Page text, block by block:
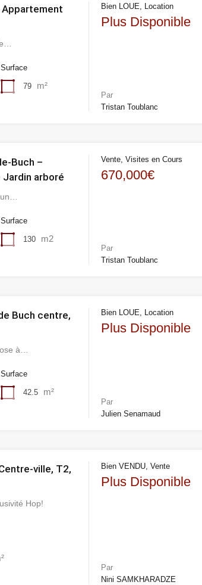
Appartement
Surface
79 m²
Bien LOUE, Location
Plus Disponible
Par
Tristan Toublanc
Buch –
Jardin arboré
Surface
130 m2
Vente, Visites en Cours
670,000€
Par
Tristan Toublanc
Buch centre,
à…
Surface
42.5 m²
Bien LOUE, Location
Plus Disponible
Par
Julien Senamaud
ville, T2,
Hop!
Bien VENDU, Vente
Plus Disponible
Par
Nini SAMKHARADZE